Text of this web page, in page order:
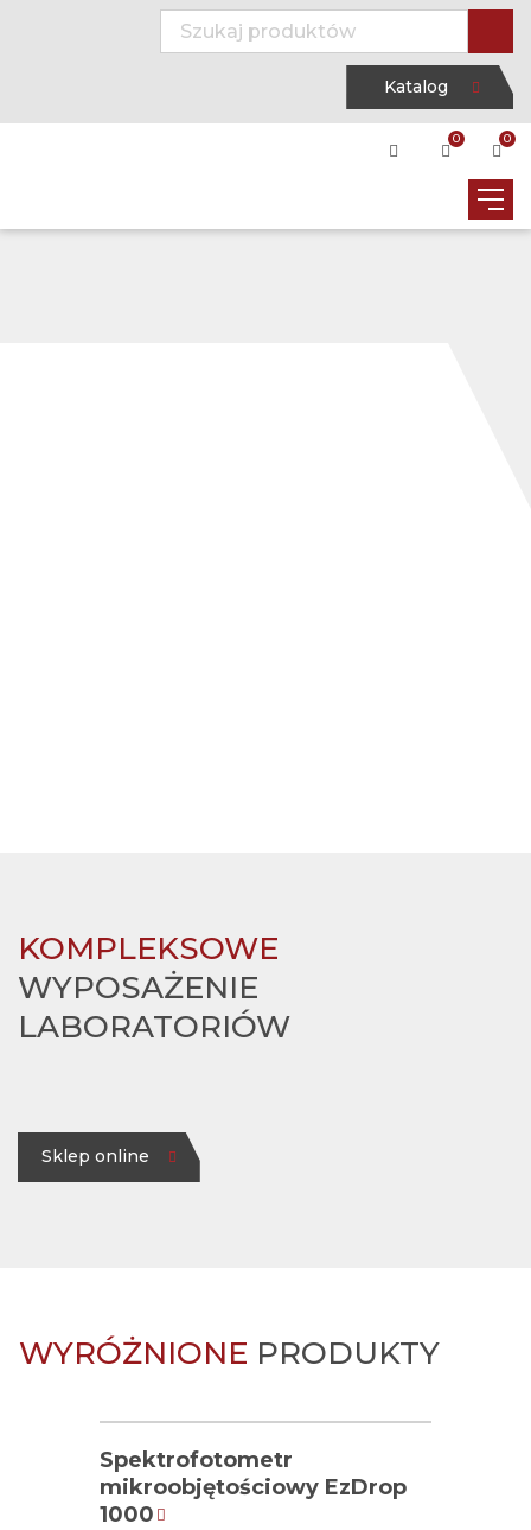
Katalog
0 0
KOMPLEKSOWE
WYPOSAŻENIE
LABORATORIÓW
Sklep online
WYRÓŻNIONE PRODUKTY
Spektrofotometr
mikroobjętościowy EzDrop
1000